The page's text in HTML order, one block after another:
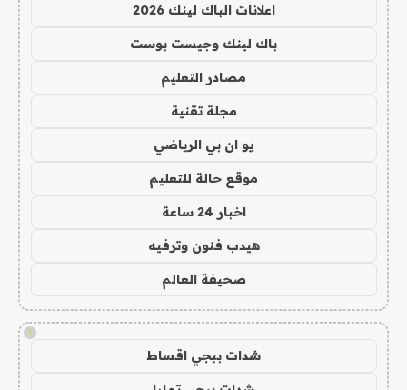
اعلانات الباك لينك 2026
باك لينك وجيست بوست
مصادر التعليم
مجلة تقنية
يو ان بي الرياضي
موقع حالة للتعليم
اخبار 24 ساعة
هيدب فنون وترفيه
صحيفة العالم
!
شدات ببجي اقساط